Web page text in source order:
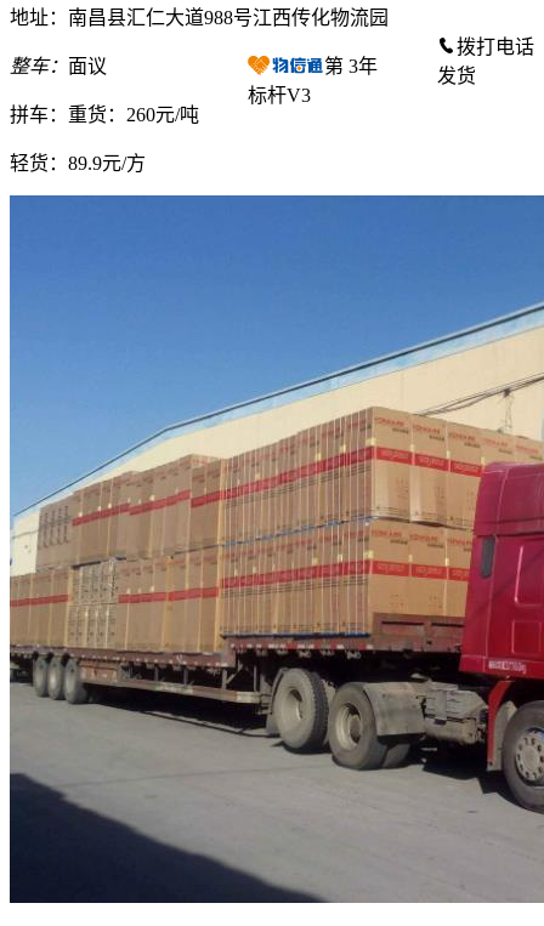
地址：南昌县汇仁大道988号江西传化物流园
整车： 面议
拼车： 重货：260元/吨
轻货： 89.9元/方
第 3年
标杆V3
拨打电话
发货